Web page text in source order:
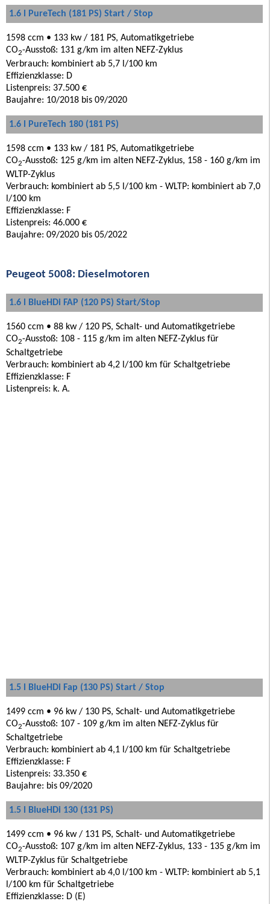
1.6 l PureTech (181 PS) Start / Stop
1598 ccm • 133 kw / 181 PS, Automatikgetriebe
CO2-Ausstoß: 131 g/km im alten NEFZ-Zyklus
Verbrauch: kombiniert ab 5,7 l/100 km
Effizienzklasse: D
Listenpreis: 37.500 €
Baujahre: 10/2018 bis 09/2020
1.6 l PureTech 180 (181 PS)
1598 ccm • 133 kw / 181 PS, Automatikgetriebe
CO2-Ausstoß: 125 g/km im alten NEFZ-Zyklus, 158 - 160 g/km im
WLTP-Zyklus
Verbrauch: kombiniert ab 5,5 l/100 km - WLTP: kombiniert ab 7,0
l/100 km
Effizienzklasse: F
Listenpreis: 46.000 €
Baujahre: 09/2020 bis 05/2022
Peugeot 5008: Dieselmotoren
1.6 l BlueHDi FAP (120 PS) Start/Stop
1560 ccm • 88 kw / 120 PS, Schalt- und Automatikgetriebe
CO2-Ausstoß: 108 - 115 g/km im alten NEFZ-Zyklus für
Schaltgetriebe
Verbrauch: kombiniert ab 4,2 l/100 km für Schaltgetriebe
Effizienzklasse: F
Listenpreis: k. A.
1.5 l BlueHDi Fap (130 PS) Start / Stop
1499 ccm • 96 kw / 130 PS, Schalt- und Automatikgetriebe
CO2-Ausstoß: 107 - 109 g/km im alten NEFZ-Zyklus für
Schaltgetriebe
Verbrauch: kombiniert ab 4,1 l/100 km für Schaltgetriebe
Effizienzklasse: F
Listenpreis: 33.350 €
Baujahre: bis 09/2020
1.5 l BlueHDi 130 (131 PS)
1499 ccm • 96 kw / 131 PS, Schalt- und Automatikgetriebe
CO2-Ausstoß: 107 g/km im alten NEFZ-Zyklus, 133 - 135 g/km im
WLTP-Zyklus für Schaltgetriebe
Verbrauch: kombiniert ab 4,0 l/100 km - WLTP: kombiniert ab 5,1
l/100 km für Schaltgetriebe
Effizienzklasse: D (E)